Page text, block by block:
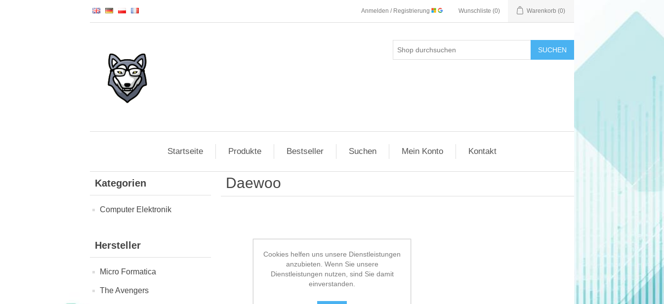
Anmelden / Registrierung Wunschliste (0) Warenkorb (0)
SUCHEN
Startseite Produkte Bestseller Suchen Mein Konto Kontakt
Kategorien
Computer Elektronik
Hersteller
Micro Formatica
The Avengers
Daewoo
Cookies helfen uns unsere Dienstleistungen
anzubieten. Wenn Sie unsere
Dienstleistungen nutzen, sind Sie damit
einverstanden.